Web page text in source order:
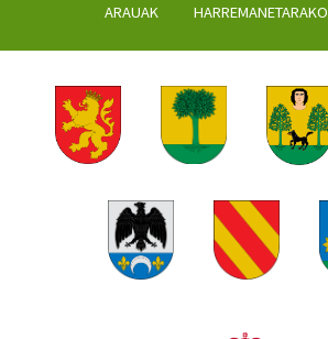
ARAUAK HARREMANETARAKO